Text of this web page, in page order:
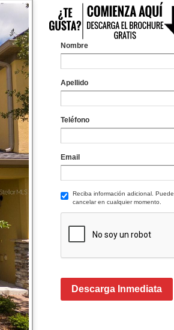
Nombre
Apellido
Teléfono
Email
Reciba información adicional. Puede
cancelar en cualquier momento.
Descarga Inmediata